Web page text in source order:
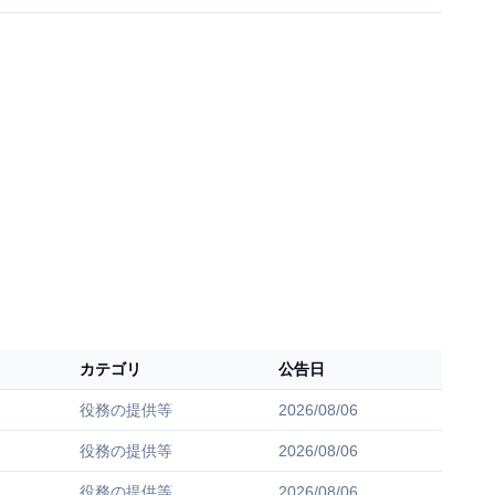
カテゴリ 公告日
役務の提供等 2026/08/06
役務の提供等 2026/08/06